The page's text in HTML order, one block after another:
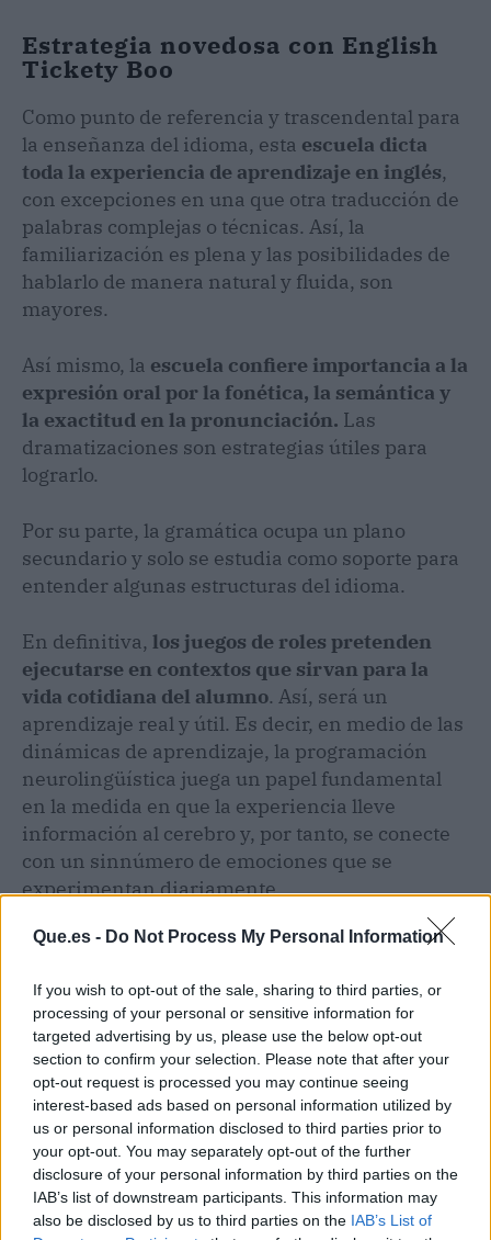
Que.es - Do Not Process My Personal Information
If you wish to opt-out of the sale, sharing to third parties, or
processing of your personal or sensitive information for
targeted advertising by us, please use the below opt-out
section to confirm your selection. Please note that after your
opt-out request is processed you may continue seeing
interest-based ads based on personal information utilized by
us or personal information disclosed to third parties prior to
your opt-out. You may separately opt-out of the further
disclosure of your personal information by third parties on the
IAB’s list of downstream participants. This information may
also be disclosed by us to third parties on the IAB’s List of
Estrategia novedosa con English
Tickety Boo
Como punto de referencia y trascendental para
la enseñanza del idioma, esta escuela dicta
toda la experiencia de aprendizaje en inglés,
con excepciones en una que otra traducción de
palabras complejas o técnicas. Así, la
familiarización es plena y las posibilidades de
hablarlo de manera natural y fluida, son
mayores.
Así mismo, la escuela confiere importancia a la
expresión oral por la fonética, la semántica y
la exactitud en la pronunciación. Las
dramatizaciones son estrategias útiles para
lograrlo.
Por su parte, la gramática ocupa un plano
secundario y solo se estudia como soporte para
entender algunas estructuras del idioma.
En definitiva, los juegos de roles pretenden
ejecutarse en contextos que sirvan para la
vida cotidiana del alumno. Así, será un
aprendizaje real y útil. Es decir, en medio de las
dinámicas de aprendizaje, la programación
neurolingüística juega un papel fundamental
en la medida en que la experiencia lleve
información al cerebro y, por tanto, se conecte
con un sinnúmero de emociones que se
experimentan diariamente.